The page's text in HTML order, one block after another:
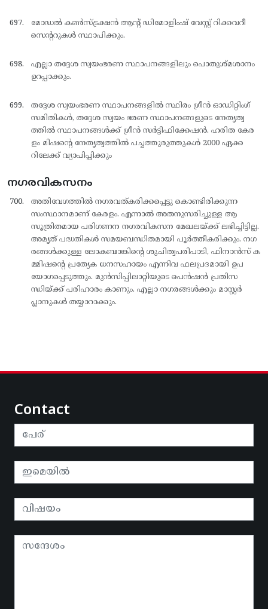
മോഡല്‍ കണ്‍സ്ട്രക്ഷന്‍ ആന്റ് ഡിമോളിംഷ് വേസ്റ്റ് റിക്കവറീ
സെന്ററുകള്‍ സ്ഥാപിക്കും.
എല്ലാ തദ്ദേശ സ്വയംഭരണ സ്ഥാപനങ്ങളിലും പൊതുശ്മശാനം
ഉറപ്പാക്കും.
തദ്ദേശ സ്വയംഭരണ സ്ഥാപനങ്ങളില്‍ സ്ഥിരം ഗ്രീന്‍ ഓഡിറ്റിംഗ്
സമിതികള്‍, തദ്ദേശ സ്വയം ഭരണ സ്ഥാപനങ്ങളുടെ നേതൃത്വ
ത്തില്‍ സ്ഥാപനങ്ങള്‍ക്ക് ഗ്രീന്‍ സര്‍ട്ടിഫിക്കേഷന്‍. ഹരിത കേര
ളം മിഷന്റെ നേതൃത്വത്തില്‍ പച്ചത്തുരുത്തുകള്‍ 2000 ഏക്ക
റിലേക്ക് വ്യാപിപ്പിക്കും
നഗരവികസനം
അതിവേഗത്തില്‍ നഗരവത്കരിക്കപ്പെട്ടു കൊണ്ടിരിക്കുന്ന
സംസ്ഥാനമാണ് കേരളം. എന്നാല്‍ അതനുസരിച്ചുള്ള ആ
സൂത്രിതമായ പരിഗണന നഗരവികസന മേഖലയ്ക്ക് ലഭിച്ചിട്ടില്ല.
അമൃത് പദ്ധതികള്‍ സമയബന്ധിതമായി പൂര്‍ത്തീകരിക്കും. നഗ
രങ്ങള്‍ക്കുള്ള ലോകബാങ്കിന്റെ ശുചിത്വപരിപാടി, ഫിനാന്‍സ് ക
മ്മിഷന്റെ പ്രത്യേക ധനസഹായം എന്നിവ ഫലപ്രദമായി ഉപ
യോഗപ്പെടുത്തും. മുന്‍സിപ്പിലാറ്റിയുടെ പെന്‍ഷന്‍ പ്രതിസ
ന്ധിയ്ക്ക് പരിഹാരം കാണും. എല്ലാ നഗരങ്ങള്‍ക്കും മാസ്റ്റര്‍
പ്ലാനുകള്‍ തയ്യാറാക്കും.
Contact